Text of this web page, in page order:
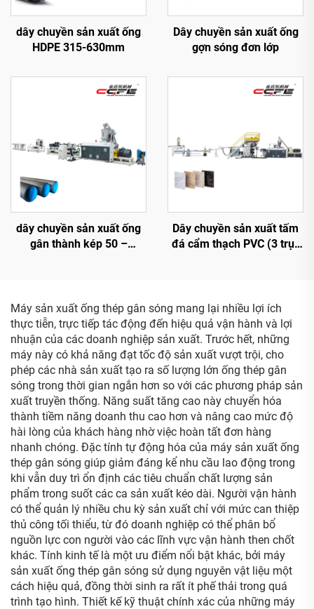
dây chuyền sản xuất ống
HDPE 315-630mm
Dây chuyền sản xuất ống
gợn sóng đơn lớp
dây chuyền sản xuất ống
gân thành kép 50 –
Dây chuyền sản xuất tấm
đá cẩm thạch PVC (3 trục
Máy sản xuất ống thép gân sóng mang lại nhiều lợi ích
thực tiễn, trực tiếp tác động đến hiệu quả vận hành và lợi
nhuận của các doanh nghiệp sản xuất. Trước hết, những
máy này có khả năng đạt tốc độ sản xuất vượt trội, cho
phép các nhà sản xuất tạo ra số lượng lớn ống thép gân
sóng trong thời gian ngắn hơn so với các phương pháp sản
xuất truyền thống. Năng suất tăng cao này chuyển hóa
thành tiềm năng doanh thu cao hơn và nâng cao mức độ
hài lòng của khách hàng nhờ việc hoàn tất đơn hàng
nhanh chóng. Đặc tính tự động hóa của máy sản xuất ống
thép gân sóng giúp giảm đáng kể nhu cầu lao động trong
khi vẫn duy trì ổn định các tiêu chuẩn chất lượng sản
phẩm trong suốt các ca sản xuất kéo dài. Người vận hành
có thể quản lý nhiều chu kỳ sản xuất chỉ với mức can thiệp
thủ công tối thiểu, từ đó doanh nghiệp có thể phân bổ
nguồn lực con người vào các lĩnh vực vận hành then chốt
khác. Tính kinh tế là một ưu điểm nổi bật khác, bởi máy
sản xuất ống thép gân sóng sử dụng nguyên vật liệu một
cách hiệu quả, đồng thời sinh ra rất ít phế thải trong quá
trình tạo hình. Thiết kế kỹ thuật chính xác của những máy